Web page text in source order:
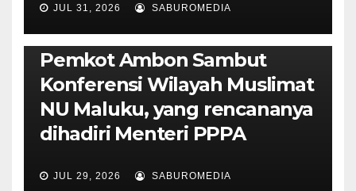
JUL 31, 2026 SABUROMEDIA
AMBON METRO JURNALISME AKTIVIS
POLITIK & PEMERINTAHAN
Pemkot Ambon Sambut
Konferensi Wilayah Muslimat
NU Maluku, yang rencananya
dihadiri Menteri PPPA
JUL 29, 2026 SABUROMEDIA